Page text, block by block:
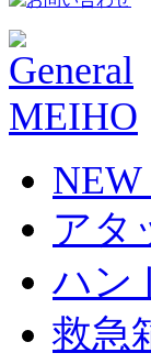
アタ
ハン
救急